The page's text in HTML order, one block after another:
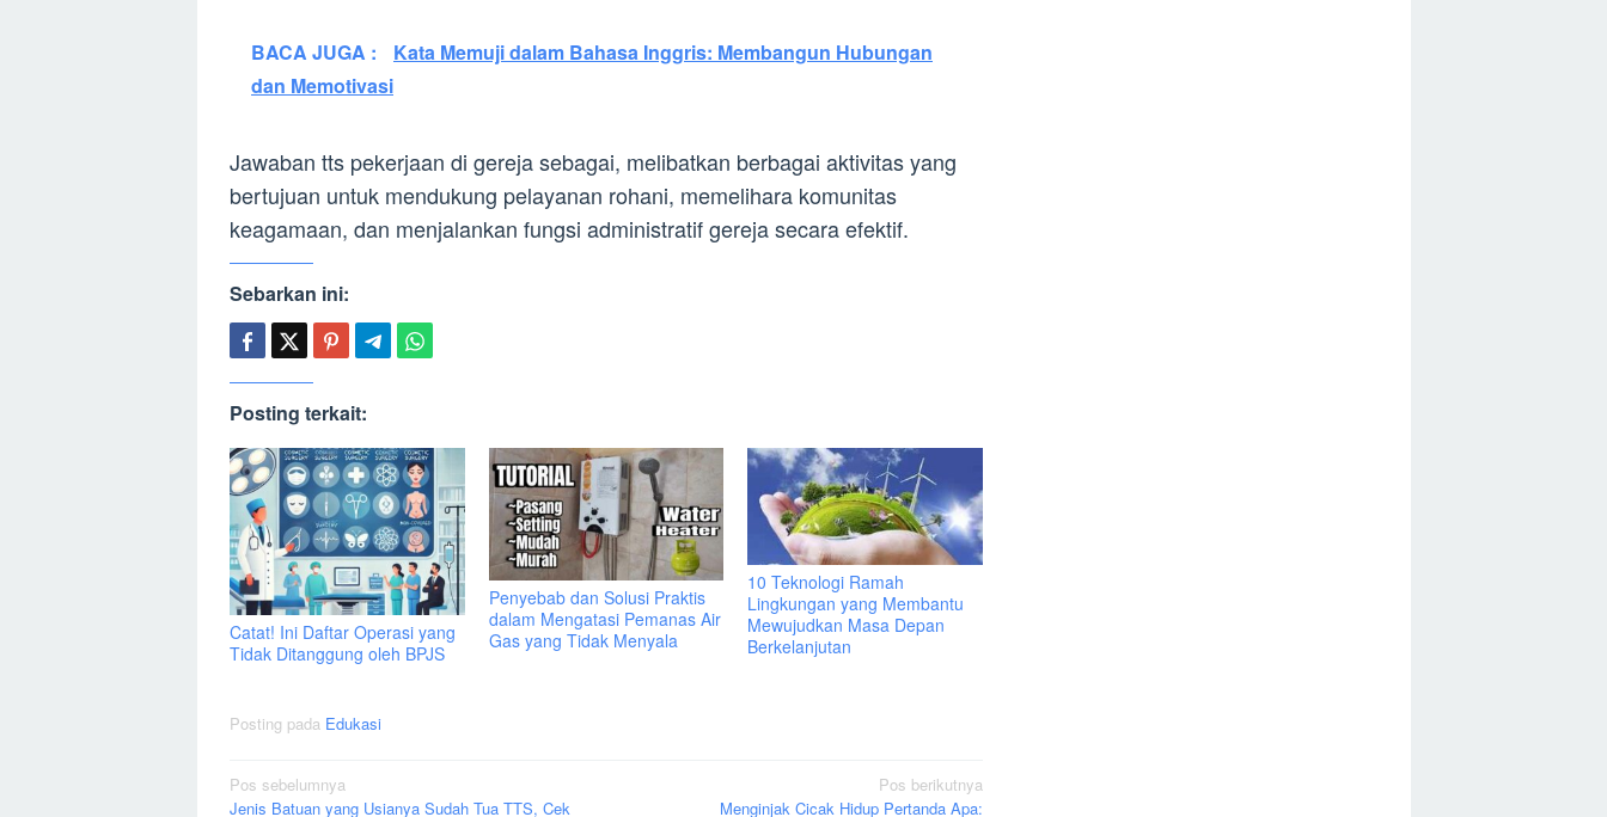
BACA JUGA :
Kata Memuji dalam Bahasa Inggris: Membangun Hubungan
dan Memotivasi
Jawaban tts pekerjaan di gereja sebagai, melibatkan berbagai aktivitas yang
bertujuan untuk mendukung pelayanan rohani, memelihara komunitas
keagamaan, dan menjalankan fungsi administratif gereja secara efektif.
Sebarkan ini:
Posting terkait:
Catat! Ini Daftar Operasi yang
Tidak Ditanggung oleh BPJS
Penyebab dan Solusi Praktis
dalam Mengatasi Pemanas Air
Gas yang Tidak Menyala
10 Teknologi Ramah
Lingkungan yang Membantu
Mewujudkan Masa Depan
Berkelanjutan
Posting pada Edukasi
Navigasi
Pos sebelumnya
Jenis Batuan yang Usianya Sudah Tua TTS, Cek
Pos berikutnya
Menginjak Cicak Hidup Pertanda Apa: